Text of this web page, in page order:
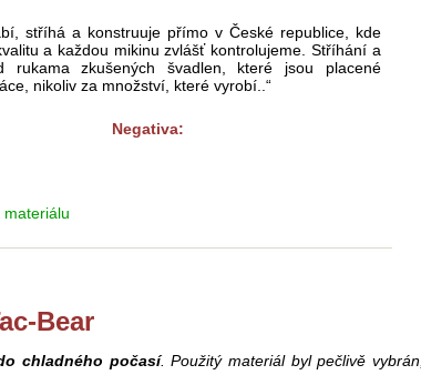
stříhá a konstruuje přímo v České republice, kde
a každou mikinu zvlášť kontrolujeme. Stříhání a
rukama zkušených švadlen, které jsou placené
nikoliv za množství, které vyrobí..“
Negativa:
Bear
chladného počasí. Použitý materiál byl pečlivě vybrán,